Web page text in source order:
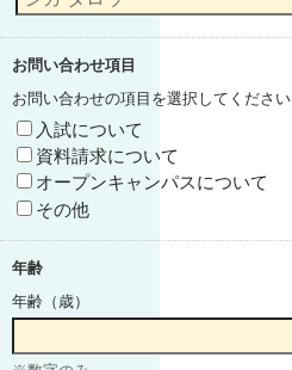
お問い合わせ項目
お問い合わせの項目を選択してください
入試について
資料請求について
オープンキャンパスについて
その他
年齢
年齢（歳）